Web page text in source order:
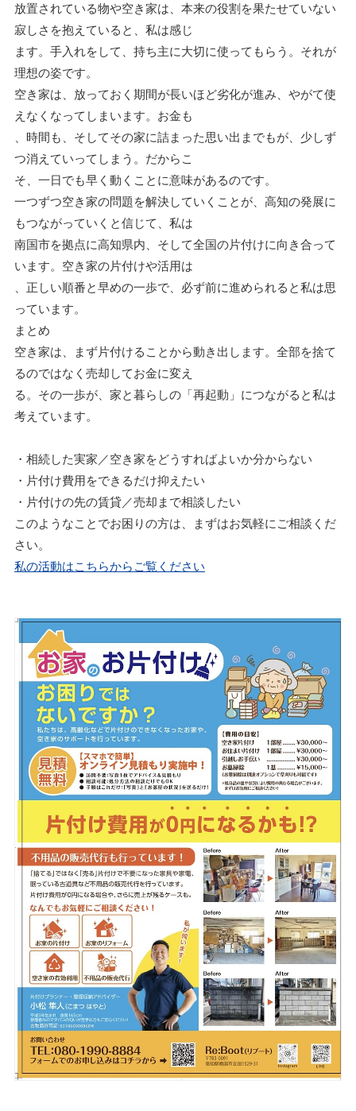
放置されている物や空き家は、本来の役割を果たせていない
寂しさを抱えていると、私は感じ
ます。手入れをして、持ち主に大切に使ってもらう。それが
理想の姿です。
空き家は、放っておく期間が長いほど劣化が進み、やがて使
えなくなってしまいます。お金も
、時間も、そしてその家に詰まった思い出までもが、少しず
つ消えていってしまう。だからこ
そ、一日でも早く動くことに意味があるのです。
一つずつ空き家の問題を解決していくことが、高知の発展に
もつながっていくと信じて、私は
南国市を拠点に高知県内、そして全国の片付けに向き合って
います。空き家の片付けや活用は
、正しい順番と早めの一歩で、必ず前に進められると私は思
っています。
まとめ
空き家は、まず片付けることから動き出します。全部を捨て
るのではなく売却してお金に変え
る。その一歩が、家と暮らしの「再起動」につながると私は
考えています。
・相続した実家／空き家をどうすればよいか分からない
・片付け費用をできるだけ抑えたい
・片付けの先の賃貸／売却まで相談したい
このようなことでお困りの方は、まずはお気軽にご相談くだ
さい。
私の活動はこちらからご覧ください